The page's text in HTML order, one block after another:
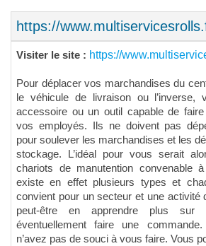
https://
Visiter le site : https://
Pour déplacer vos marchandises du
le véhicule de livraison ou l’inverse,
accessoire ou un outil capable de
vos employés. Ils ne doivent pas
pour soulever les marchandises et les
stockage. L’idéal pour vous serait
chariots de manutention convenable
existe en effet plusieurs types et
convient pour un secteur et une activité
peut-être en apprendre plus sur
éventuellement faire une
n’avez pas de souci à vous faire. Vous